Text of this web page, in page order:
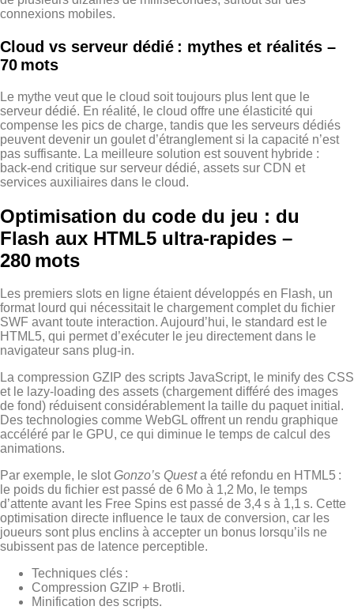
connexions mobiles.
Cloud vs serveur dédié : mythes et réalités –
70 mots
Le mythe veut que le cloud soit toujours plus lent que le
serveur dédié. En réalité, le cloud offre une élasticité qui
compense les pics de charge, tandis que les serveurs dédiés
peuvent devenir un goulet d’étranglement si la capacité n’est
pas suffisante. La meilleure solution est souvent hybride :
back‑end critique sur serveur dédié, assets sur CDN et
services auxiliaires dans le cloud.
Optimisation du code du jeu : du
Flash aux HTML5 ultra‑rapides –
280 mots
Les premiers slots en ligne étaient développés en Flash, un
format lourd qui nécessitait le chargement complet du fichier
SWF avant toute interaction. Aujourd’hui, le standard est le
HTML5, qui permet d’exécuter le jeu directement dans le
navigateur sans plug‑in.
La compression GZIP des scripts JavaScript, le minify des CSS
et le lazy‑loading des assets (chargement différé des images
de fond) réduisent considérablement la taille du paquet initial.
Des technologies comme WebGL offrent un rendu graphique
accéléré par le GPU, ce qui diminue le temps de calcul des
animations.
Par exemple, le slotGonzo’s Questa été refondu en HTML5 :
le poids du fichier est passé de 6 Mo à 1,2 Mo, le temps
d’attente avant les Free Spins est passé de 3,4 s à 1,1 s. Cette
optimisation directe influence le taux de conversion, car les
joueurs sont plus enclins à accepter un bonus lorsqu’ils ne
subissent pas de latence perceptible.
Techniques clés :
Compression GZIP + Brotli.
Minification des scripts.